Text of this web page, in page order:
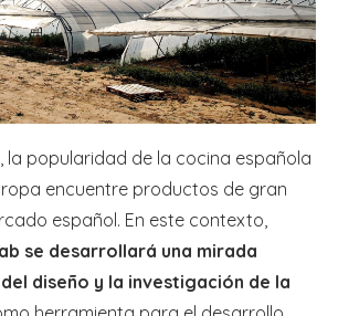
la popularidad de la cocina española
encuentre productos de gran
español. En este contexto,
se desarrollará una mirada
diseño y la investigación de la